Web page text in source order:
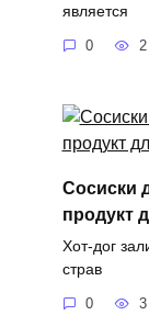
является
0 2
Сосиски
продукт
Хот-дог
страв
0 3